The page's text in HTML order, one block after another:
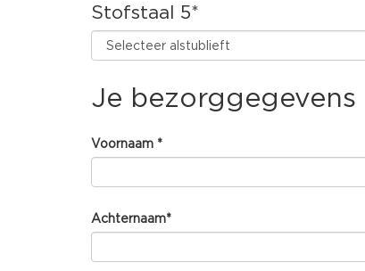
Stofstaal 5*
Je bezorggegevens
Voornaam *
Achternaam*